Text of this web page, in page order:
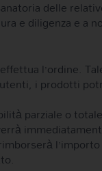
delle
e diligenza e a
l’ordine.
i prodotti
parziale o